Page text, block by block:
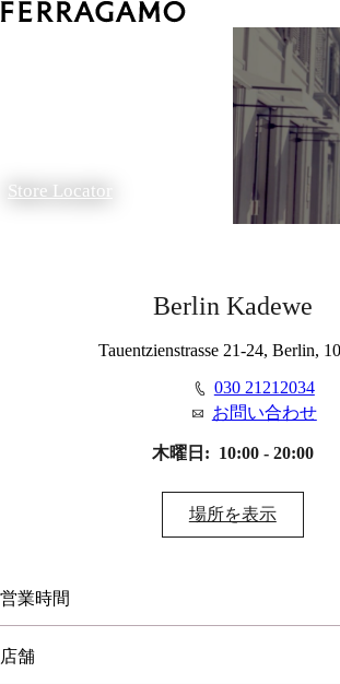
Store Locator
Berlin Kadewe
Tauentzienstrasse 21-24, Berlin,
030 21212034
お問い合わせ
木曜日: 10:00 - 20:00
場所を表示​
営業時間
店舗